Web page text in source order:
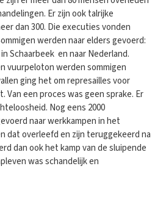
Er zijn ook talrijke
dan 300. Die executies vonden
werden naar elders gevoerd:
Schaarbeek en naar Nederland.
vuurpeloton werden sommigen
ging het om represailles voor
Van een proces was geen sprake. Er
Nog eens 2000
naar werkkampen in het
dat overleefd en zijn teruggekeerd na
dan ook het kamp van de sluipende
was schandelijk en